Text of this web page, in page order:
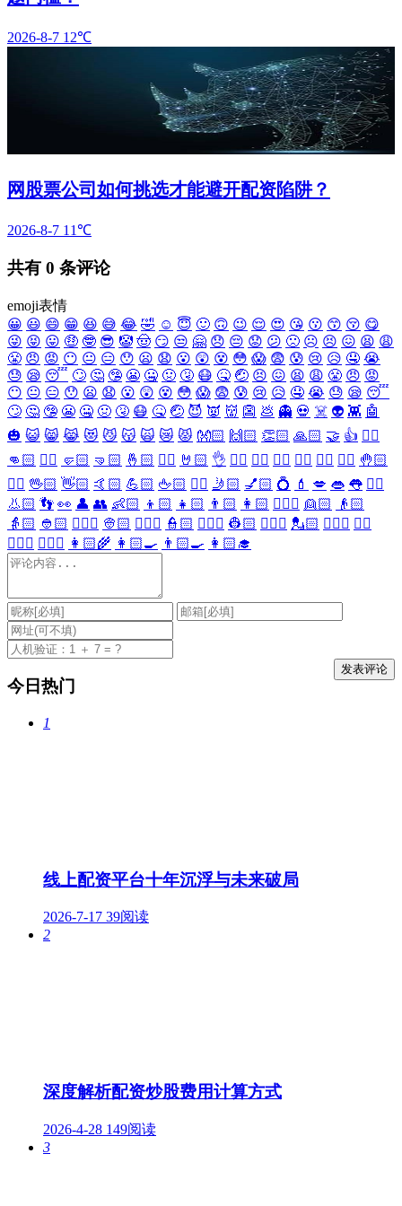
2026-8-7 12℃
网股票公司如何挑选才能避开配资陷阱？
2026-8-7 11℃
共有 0 条评论
emoji表情
😀 😃 😄 😁 😆 😅 😂 🤣 ☺️ 😇 🙂 🙃 😉 😌 😍 😘 😗 😙 😚 😋
😜 😝 😛 🤑 🤓 😎 🤡 🤠 😏 😒 🤗 😞 😔 😟 😕 🙁 ☹️ 😣 😖 😫 😩
😤 😠 😡 😶 😐 😑 😯 😦 😧 😮 😲 😵 😳 😱 😨 😰 😢 😥 🤤 😭
😓 😪 😴 🙄 🤔 🤥 😬 🤐 🤢 🤧 😷 🤒 🤕 😣 😖 😫 😩 😤 😠 😡
😶 😐 😑 😯 😦 😧 😮 😲 😵 😳 😱 😨 😰 😢 😥 🤤 😭 😓 😪 😴
🙄 🤔 🤥 😬 🤐 🤢 🤧 😷 🤒 🤕 😈 👿 👹 👺 💩 👻 💀 ☠️ 👽 👾 🤖
🎃 😺 😸 😹 😻 😼 😽 🙀 😿 😾 👐🏻 🙌🏻 👏🏻 🙏🏻 🤝 👍 👎🏻
👊🏻 ✊🏻 🤛🏻 🤜🏻 🤞🏻 ✌🏻 🤘🏻 👌 👈🏻 👉🏻 👆🏻 👇🏻 ☝🏻 ✋🏻 🤚🏻
🖐🏻 🖖🏻 👋🏻 🤙🏻 💪🏻 🖕🏻 ✍🏻 🤳🏻 💅🏻 💍 💄 💋 👄 👅 👂🏻
👃🏻 👣 👀 👤 👥 👶🏻 👦🏻 👧🏻 👨🏻 👩🏻 👱🏻‍♀️ 👱🏻
👴🏻
👵🏻 👲🏻 👳🏻‍♀️ 👳🏻 👮🏻‍♀️ 👮🏻 👷🏻‍♀️ 👷🏻 💂🏻‍♀️ 💂🏻 🕵🏻‍♀️ 🕵🏻
👩🏻‍⚕️ 👨🏻‍⚕️ 👩🏻‍🌾 👩🏻‍🍳 👨🏻‍🍳 👩🏻‍🎓
今日热门
1
线上配资平台十年沉浮与未来破局
2026-7-17 39阅读
2
深度解析配资炒股费用计算方式
2026-4-28 149阅读
3